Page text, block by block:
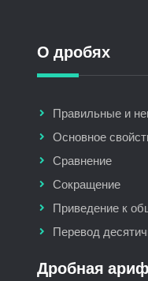
О дробях
Правильные и
Основное
Сравнение
Сокращение
Приведение к
Перевод
Дробная